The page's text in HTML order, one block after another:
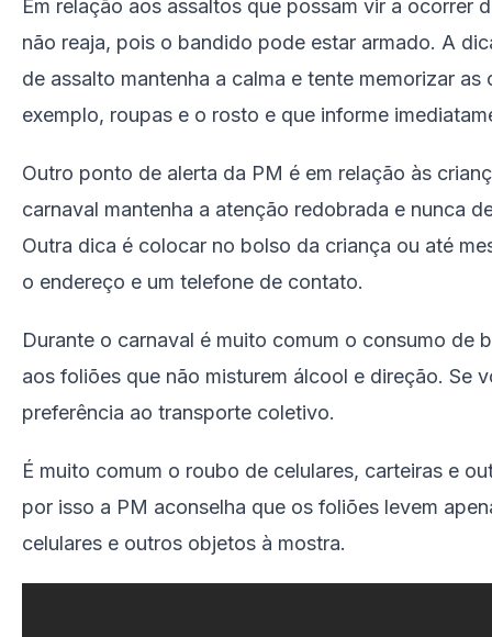
Em relação aos assaltos que possam vir a ocorrer
não reaja, pois o bandido pode estar armado. A
de assalto mantenha a calma e tente memorizar
exemplo, roupas e o rosto e que informe
Outro ponto de alerta da PM é em relação às
carnaval mantenha a atenção redobrada e nunca
Outra dica é colocar no bolso da criança ou até
o endereço e um telefone de contato.
Durante o carnaval é muito comum o consumo de
aos foliões que não misturem álcool e direção. Se
preferência ao transporte coletivo.
É muito comum o roubo de celulares, carteiras e
por isso a PM aconselha que os foliões levem
celulares e outros objetos à mostra.